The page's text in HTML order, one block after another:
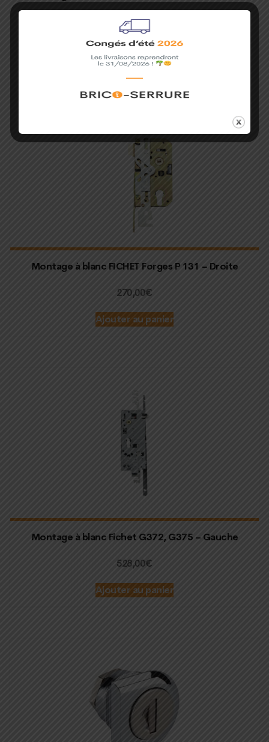
380,00€
Ajouter au panier
Montage à blanc FICHET Forges P 131 – Droite
270,00€
Ajouter au panier
Montage à blanc Fichet G372, G375 – Gauche
528,00€
Ajouter au panier